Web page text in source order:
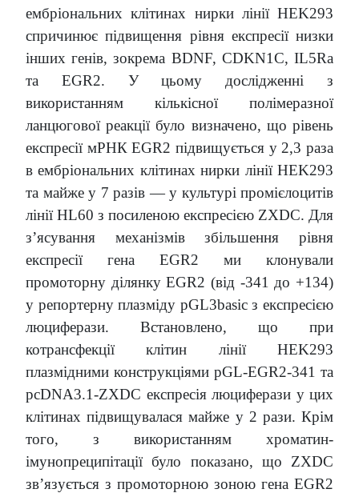
ембріональних клітинах нирки лінії HEK293
спричинює підвищення рівня експресії низки
інших генів, зокрема BDNF, CDKN1C, IL5Ra
та EGR2. У цьому дослідженні з
використанням кількісної полімеразної
ланцюгової реакції було визначено, що рівень
експресії мРНК EGR2 підвищується у 2,3 раза
в ембріональних клітинах нирки лінії HEK293
та майже у 7 разів — у культурі промієлоцитів
лінії HL60 з посиленою експресією ZXDC. Для
з’ясування механізмів збільшення рівня
експресії гена EGR2 ми клонували
промоторну ділянку EGR2 (від -341 до +134)
у репортерну плазміду pGL3basic з експресією
люциферази. Встановлено, що при
котрансфекції клітин лінії HEK293
плазмідними конструкціями pGL-EGR2-341 та
pcDNA3.1-ZXDC експресія люциферази у цих
клітинах підвищувалася майже у 2 рази. Крім
того, з використанням хроматин-
імунопреципітації було показано, що ZXDC
зв’язується з промоторною зоною гена EGR2